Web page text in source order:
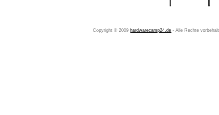
Copyright © 2009 hardwarecamp24.de - Alle Rechte